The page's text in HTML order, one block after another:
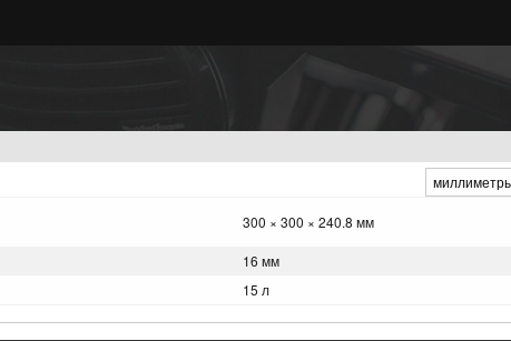
300 × 300 × 240.8 мм
16 мм
15 л